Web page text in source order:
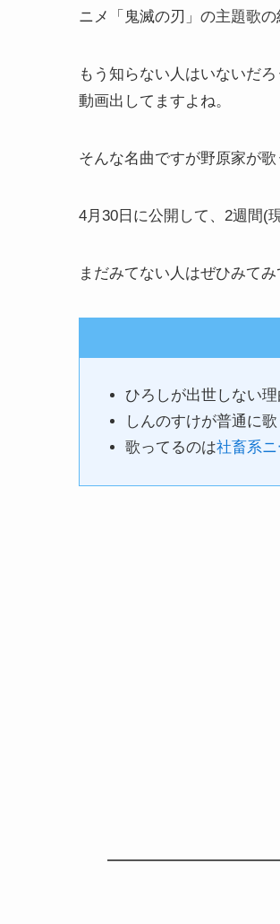
ニメ「鬼滅の刃」の主題歌
もう知らない人はいないだ
動画出してますよね。
そんな名曲ですが野原家が
4月30日に公開して、2週間(
まだみてない人はぜひみてみ
ひろしが出世しない理
しんのすけが普通に
歌ってるのは社畜系